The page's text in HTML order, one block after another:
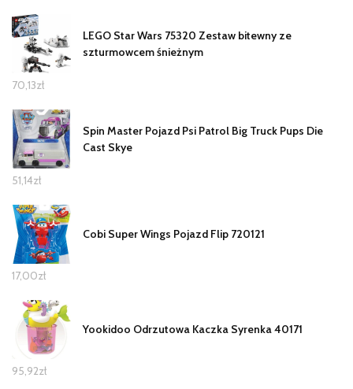
LEGO Star Wars 75320 Zestaw bitewny ze
szturmowcem śnieżnym
70,13zł
Spin Master Pojazd Psi Patrol Big Truck Pups Die
Cast Skye
51,14zł
Cobi Super Wings Pojazd Flip 720121
17,00zł
Yookidoo Odrzutowa Kaczka Syrenka 40171
95,92zł